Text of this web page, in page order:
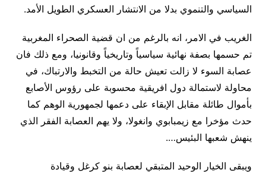
السياسي والتنموي بدلا من الانتشار العسكري الطويل الأمد.
الغريب في الامر، انه بالرغم من ان قضية الصحراء المغربية
تم حسمها بصفة نهائية سياسياً وتاريخياً وقانونيا، ومع ذلك فان
عصابة السوء لا زالت تعيش حالة من التخبط والارتباك، في
محاولة لاستمالة دول افريقية محسوبة على رؤوس الأصابع
بأموال طائلة مقابل الإبقاء على دعمها لجمهورية الوهم كما
حدث مؤخرا مع زيمبابوي وانغولا، ولا يهم العصابة الفقر الذي
ينهش شعبها البئيس….
ويبقى الخيار الوحيد المتبقي لعصابة بنو كرغل وقيادة